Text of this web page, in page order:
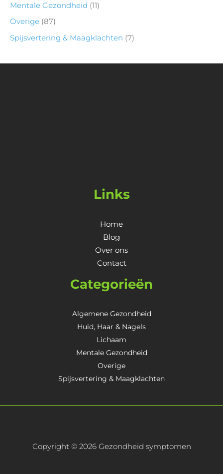
Mentale Gezondheid (11)
Overige (87)
Spijsvertering & Maagklachten (7)
Links
Home
Blog
Over ons
Contact
Categorieën
Algemene Gezondheid
Huid, Haar & Nagels
Lichaam
Mentale Gezondheid
Overige
Spijsvertering & Maagklachten
Copyright © 2026 Gezondheid symptomen